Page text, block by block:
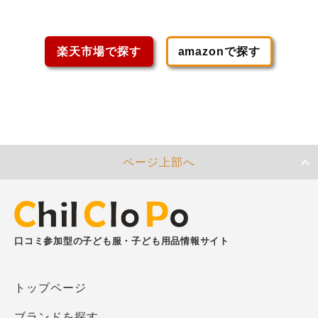
楽天市場で探す amazonで探す
ページ上部へ
口コミ参加型の子ども服・子ども用品情報サイト
トップページ